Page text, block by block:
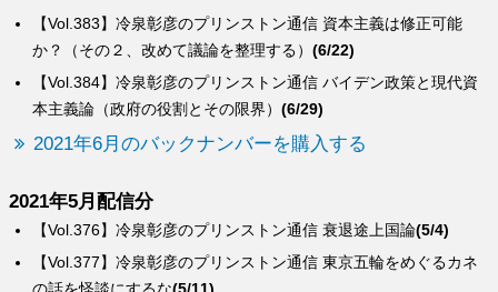
【Vol.384】冷泉彰彦のプリンストン通信 バイデン政策と現代資
本主義論（政府の役割とその限界）(6/29)
【Vol.383】冷泉彰彦のプリンストン通信 資本主義は修正可能
か？（その２、改めて議論を整理する）(6/22)
2021年6月のバックナンバーを購入する
2021年5月配信分
【Vol.377】冷泉彰彦のプリンストン通信 東京五輪をめぐるカネ
【Vol.376】冷泉彰彦のプリンストン通信 衰退途上国論(5/4)